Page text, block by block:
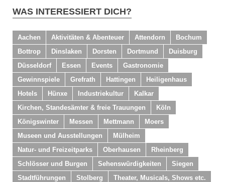
WAS INTERESSIERT DICH?
Aachen Aktivitäten & Abenteuer Attendorn
Bochum
Bottrop
Dinslaken Dorsten Dortmund
Duisburg
Düsseldorf
Essen Events
Gastronomie
Gewinnspiele
Grefrath Hattingen
Heiligenhaus
Hotels
Hünxe Industriekultur
Kalkar
Kirchen, Standesämter & freie Trauungen
Köln
Königswinter
Messen Mettmann
Moers
Museen und Ausstellungen
Mülheim
Natur- und Freizeitparks
Oberhausen
Rheinberg
Schlösser und Burgen
Sehenswürdigkeiten
Siegen
Stadtführungen
Stolberg
Theater, Musicals, Shows etc.